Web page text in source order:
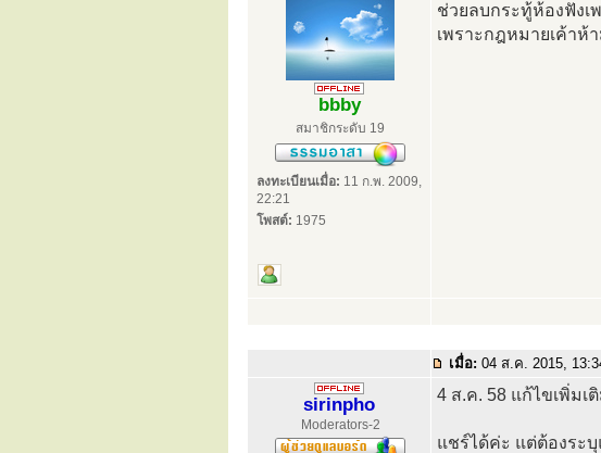
bbby
สมาชิกระดับ 19
ลงทะเบียนเมื่อ: 11 ก.พ. 2009,
22:21
โพสต์: 1975
ช่วยลบกระทู้ห้องฟังเ
เพราะกฎหมายเค้าห้
เมื่อ: 04 ส.ค. 2015,
sirinpho
Moderators-2
4 ส.ค. 58 แก้ไขเพิ่ม
แชร์ได้ค่ะ แต่ต้องระ